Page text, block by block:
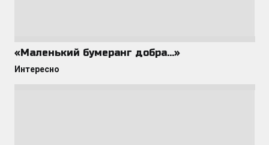
«Маленький бумеранг добра…»
Интересно